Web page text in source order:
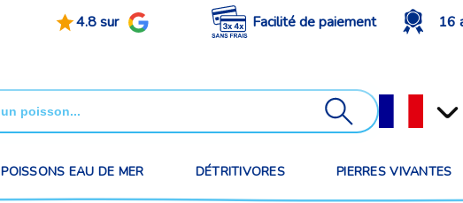
4.8 sur Facilité de paiement 16
POISSONS EAU DE MER DÉTRITIVORES PIERRES VIVANTES